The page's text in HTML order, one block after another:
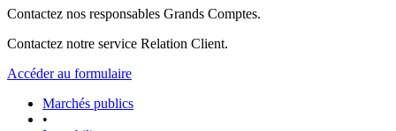
Contactez nos responsables Grands Comptes.
Contactez notre service Relation Client.
Accéder au formulaire
Marchés publics
•